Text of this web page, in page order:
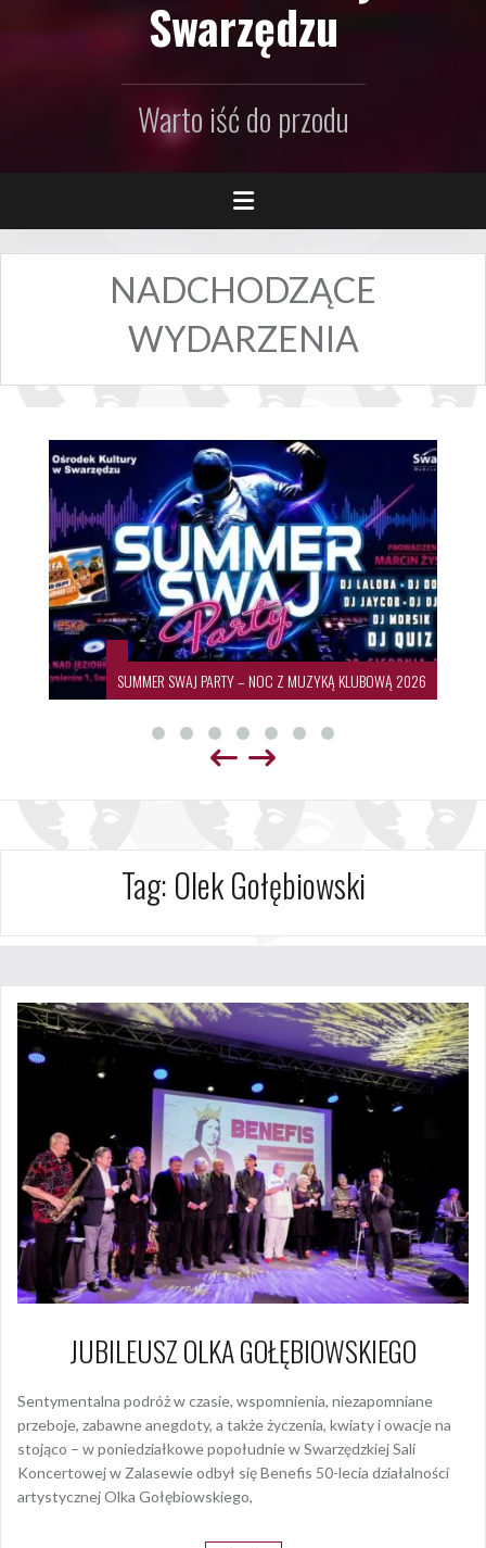
Swarzędzu
Warto iść do przodu
NADCHODZĄCE
WYDARZENIA
SUMMER SWAJ PARTY – NOC Z MUZYKĄ KLUBOWĄ 2026
Tag: Olek Gołębiowski
JUBILEUSZ OLKA GOŁĘBIOWSKIEGO
Sentymentalna podróż w czasie, wspomnienia, niezapomniane
przeboje, zabawne anegdoty, a także życzenia, kwiaty i owacje na
stojąco – w poniedziałkowe popołudnie w Swarzędzkiej Sali
Koncertowej w Zalasewie odbył się Benefis 50-lecia działalności
artystycznej Olka Gołębiowskiego,